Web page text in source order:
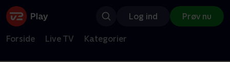
Log ind Prøv nu
Forside Live TV Kategorier